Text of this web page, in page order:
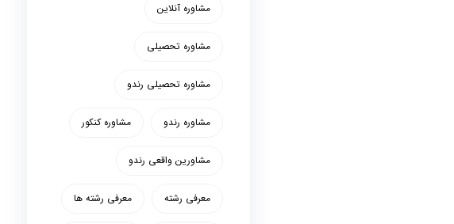
مشاوره آنلاین
مشاوره تحصیلی
مشاوره تحصیلی رندو
مشاوره رندو مشاوره کنکور
مشاورین واقعی رندو
معرفی رشته معرفی رشته ها